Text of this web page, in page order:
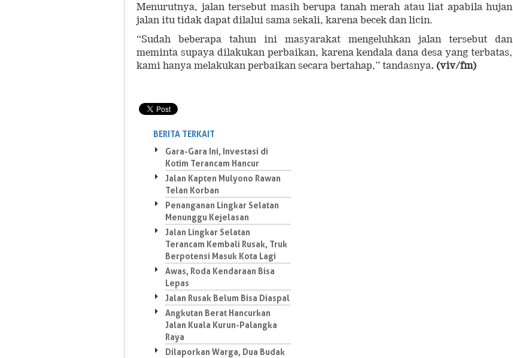
Menurutnya, jalan tersebut masih berupa tanah merah atau liat apabila hujan
jalan itu tidak dapat dilalui sama sekali, karena becek dan licin.
“Sudah beberapa tahun ini masyarakat mengeluhkan jalan tersebut dan
meminta supaya dilakukan perbaikan, karena kendala dana desa yang terbatas,
kami hanya melakukan perbaikan secara bertahap,” tandasnya. (viv/fm)
BERITA TERKAIT
Gara-Gara Ini, Investasi di
Kotim Terancam Hancur
Jalan Kapten Mulyono Rawan
Telan Korban
Penanganan Lingkar Selatan
Menunggu Kejelasan
Jalan Lingkar Selatan
Terancam Kembali Rusak, Truk
Berpotensi Masuk Kota Lagi
Awas, Roda Kendaraan Bisa
Lepas
Jalan Rusak Belum Bisa Diaspal
Angkutan Berat Hancurkan
Jalan Kuala Kurun-Palangka
Raya
Dilaporkan Warga, Dua Budak